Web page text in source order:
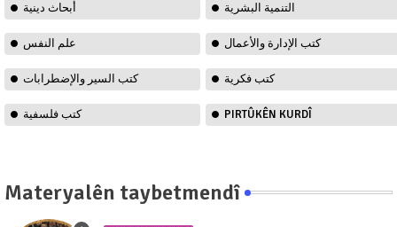
أبحاث دينية التنمية البشرية
علم النفس كتب الإدارة والأعمال
كتب السير والإضطرابات كتب فكرية
كتب فلسفية PIRTÛKÊN KURDÎ
Materyalên taybetmendî